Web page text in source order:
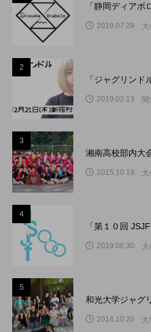
「静岡ディア
2019.07.29 大
2
「ジャグリン
2019.02.13
3
湘南高校部内大
2015.10.19 大
4
「第１０回
2019.08.30 大
5
和光大学ジャグ
2014.10.20 大